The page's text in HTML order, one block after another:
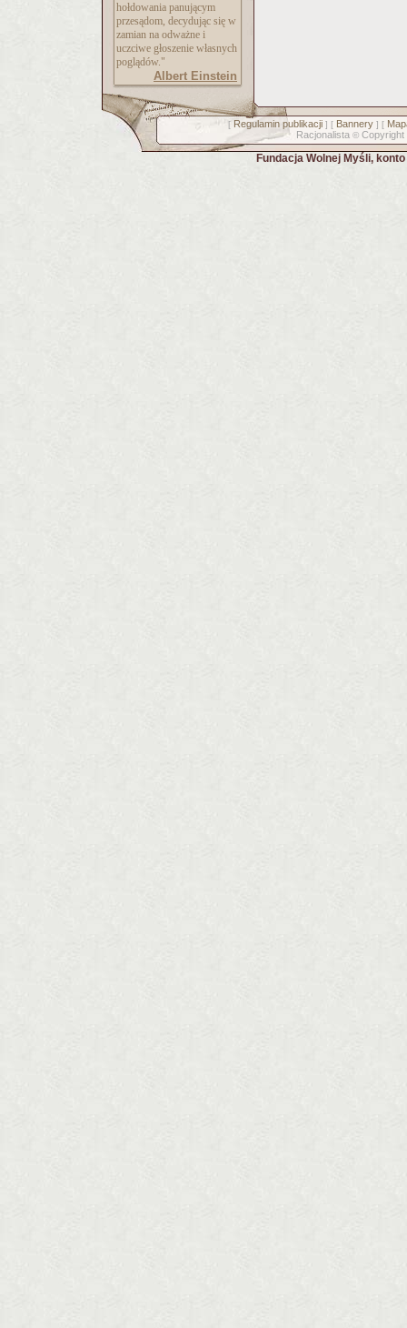
hołdowania panującym
przesądom, decydując się w
zamian na odważne i
uczciwe głoszenie własnych
poglądów."
Albert Einstein
[ Regulamin publikacji] [ Bannery] [
Racjonalista © Copyright
Fundacja Wolnej Myśli,